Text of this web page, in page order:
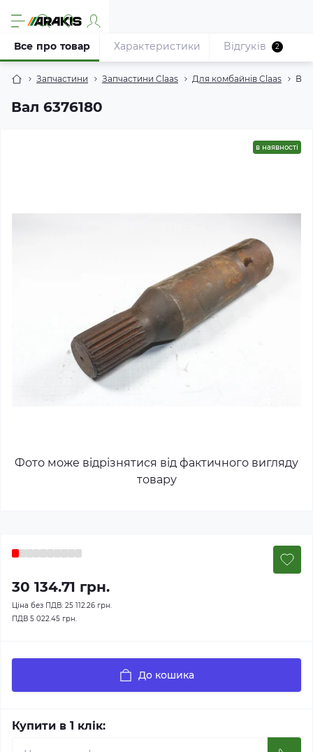
Запчастини Запчастини Claas Для комбайнів Claas Вал
Вал 6376180
Все про товар Характеристики Відгуків 2
в наявності
Фото може відрізнятися від фактичного вигляду
товару
30 134.71 грн.
Ціна без ПДВ: 25 112.26 грн.
ПДВ 5 022.45 грн.
До кошика
Купити в 1 клік: